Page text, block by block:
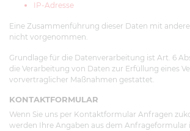
IP-Adresse
Eine Zusammenführung dieser Daten mit
nicht vorgenommen.
Grundlage für die Datenverarbeitung ist Art. 6
die Verarbeitung von Daten zur Erfüllung eines
vorvertraglicher Maßnahmen gestattet.
KONTAKTFORMULAR
Wenn Sie uns per Kontaktformular Anfragen
werden Ihre Angaben aus dem Anfrageformular